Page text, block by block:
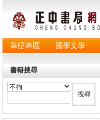
華語專區 國學文學
書籍搜尋